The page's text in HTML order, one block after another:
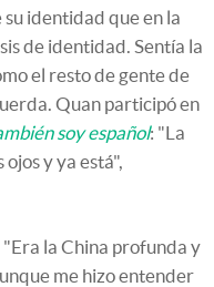
identidad que en la
de identidad. Sentía la
el resto de gente de
Quan participó en
soy español: "La
y ya está",
"Era la China profunda y
me hizo entender